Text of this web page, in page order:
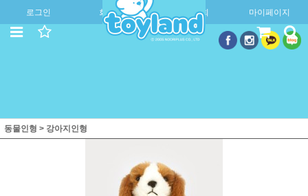
로그인 회원가입 주문조회 마이페이지
동물인형 > 강아지인형